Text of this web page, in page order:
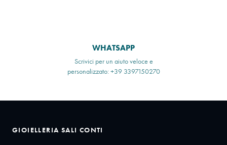
WHATSAPP
Scrivici per un aiuto veloce e
personalizzato: +39 3397150270
GIOIELLERIA SALI CONTI